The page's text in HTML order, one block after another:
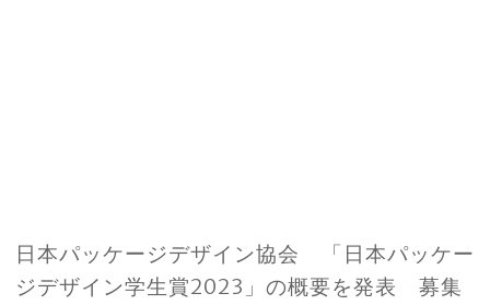
日本パッケージデザイン協会 「日本パッケー
ジデザイン学生賞2023」の概要を発表 募集